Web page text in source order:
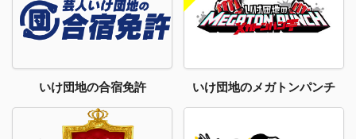
いけ団地の合宿免許 いけ団地のメガトンパンチ